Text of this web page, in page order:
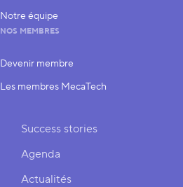
Notre équipe
NOS MEMBRES
Devenir membre
Les membres MecaTech
Liens rapides
Success stories
Agenda
Actualités